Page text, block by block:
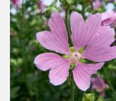
Tot je dienst
Onderneming
FR NL